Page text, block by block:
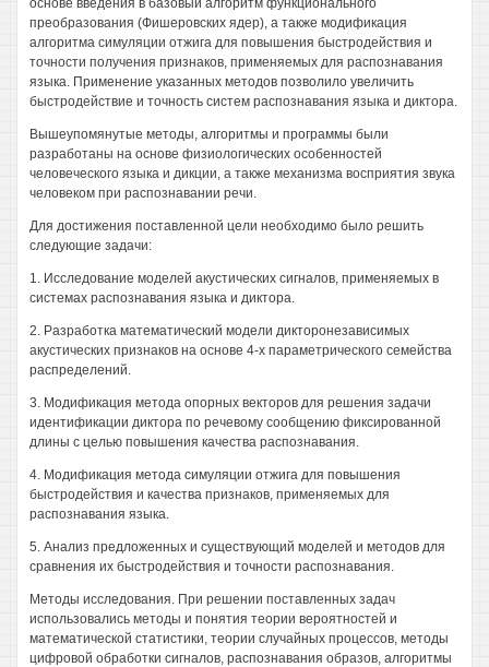
основе введения в базовый алгоритм функционального
преобразования (Фишеровских ядер), а также модификация
алгоритма симуляции отжига для повышения быстродействия и
точности получения признаков, применяемых для распознавания
языка. Применение указанных методов позволило увеличить
быстродействие и точность систем распознавания языка и диктора.
Вышеупомянутые методы, алгоритмы и программы были
разработаны на основе физиологических особенностей
человеческого языка и дикции, а также механизма восприятия звука
человеком при распознавании речи.
Для достижения поставленной цели необходимо было решить
следующие задачи:
1. Исследование моделей акустических сигналов, применяемых в
системах распознавания языка и диктора.
2. Разработка математический модели дикторонезависимых
акустических признаков на основе 4-х параметрического семейства
распределений.
3. Модификация метода опорных векторов для решения задачи
идентификации диктора по речевому сообщению фиксированной
длины с целью повышения качества распознавания.
4. Модификация метода симуляции отжига для повышения
быстродействия и качества признаков, применяемых для
распознавания языка.
5. Анализ предложенных и существующий моделей и методов для
сравнения их быстродействия и точности распознавания.
Методы исследования. При решении поставленных задач
использовались методы и понятия теории вероятностей и
математической статистики, теории случайных процессов, методы
цифровой обработки сигналов, распознавания образов, алгоритмы